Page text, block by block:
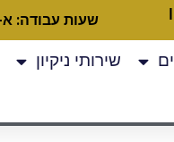
שעות עבודה: א-ה: 7:00-20:00 ו:
שירותי ניקיון